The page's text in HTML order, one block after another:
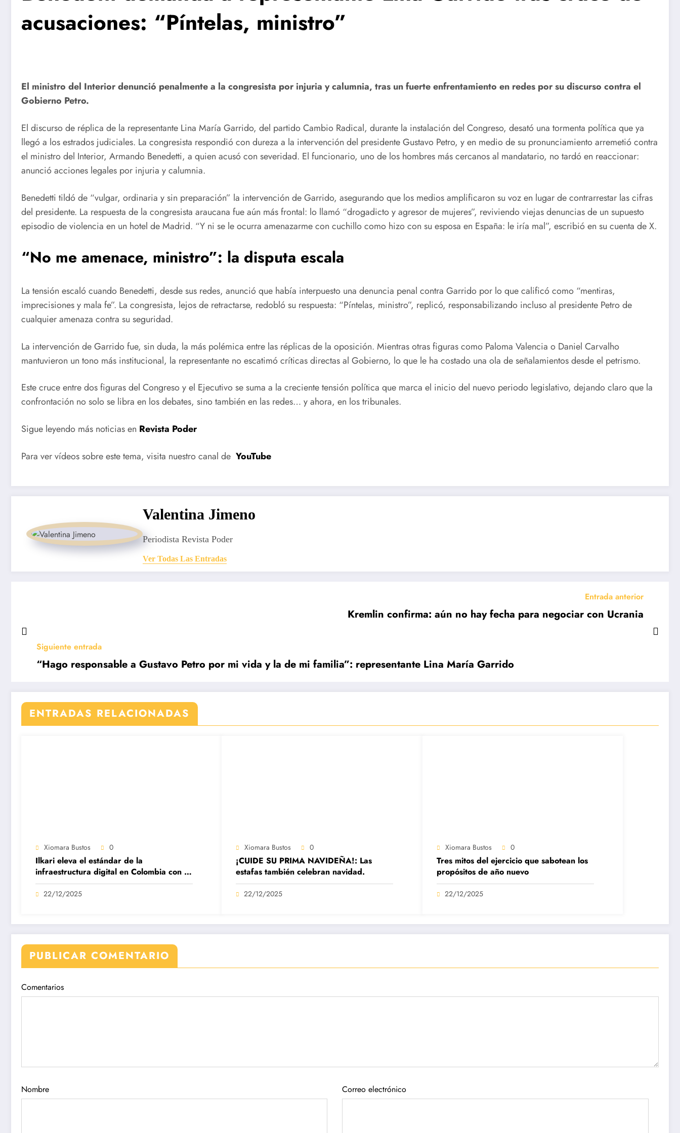
acusaciones: “Píntelas, ministro”
El ministro del Interior denunció penalmente a la congresista por injuria y calumnia, tras un fuerte enfrentamiento en redes por su discurso contra el
Gobierno Petro.
El discurso de réplica de la representante Lina María Garrido, del partido Cambio Radical, durante la instalación del Congreso, desató una tormenta política que ya
llegó a los estrados judiciales. La congresista respondió con dureza a la intervención del presidente Gustavo Petro, y en medio de su pronunciamiento arremetió contra
el ministro del Interior, Armando Benedetti, a quien acusó con severidad. El funcionario, uno de los hombres más cercanos al mandatario, no tardó en reaccionar:
anunció acciones legales por injuria y calumnia.
Benedetti tildó de “vulgar, ordinaria y sin preparación” la intervención de Garrido, asegurando que los medios amplificaron su voz en lugar de contrarrestar las cifras
del presidente. La respuesta de la congresista araucana fue aún más frontal: lo llamó “drogadicto y agresor de mujeres”, reviviendo viejas denuncias de un supuesto
episodio de violencia en un hotel de Madrid. “Y ni se le ocurra amenazarme con cuchillo como hizo con su esposa en España: le iría mal”, escribió en su cuenta de X.
“No me amenace, ministro”: la disputa escala
La tensión escaló cuando Benedetti, desde sus redes, anunció que había interpuesto una denuncia penal contra Garrido por lo que calificó como “mentiras,
imprecisiones y mala fe”. La congresista, lejos de retractarse, redobló su respuesta: “Píntelas, ministro”, replicó, responsabilizando incluso al presidente Petro de
cualquier amenaza contra su seguridad.
La intervención de Garrido fue, sin duda, la más polémica entre las réplicas de la oposición. Mientras otras figuras como Paloma Valencia o Daniel Carvalho
mantuvieron un tono más institucional, la representante no escatimó críticas directas al Gobierno, lo que le ha costado una ola de señalamientos desde el petrismo.
Este cruce entre dos figuras del Congreso y el Ejecutivo se suma a la creciente tensión política que marca el inicio del nuevo periodo legislativo, dejando claro que la
confrontación no solo se libra en los debates, sino también en las redes… y ahora, en los tribunales.
Sigue leyendo más noticias en Revista Poder
Para ver vídeos sobre este tema, visita nuestro canal de YouTube
Valentina Jimeno
Periodista Revista Poder
Ver Todas Las Entradas
Entrada anterior
Kremlin confirma: aún no hay fecha para negociar con Ucrania
Siguiente entrada
“Hago responsable a Gustavo Petro por mi vida y la de mi familia”: representante Lina María Garrido
ENTRADAS RELACIONADAS
Xiomara Bustos 0
Ilkari eleva el estándar de la
infraestructura digital en Colombia con su
datacenter certificado Nivel IV de ICREA
22/12/2025
Xiomara Bustos 0
¡CUIDE SU PRIMA NAVIDEÑA!: Las
estafas también celebran navidad.
22/12/2025
Xiomara Bustos 0
Tres mitos del ejercicio que sabotean los
propósitos de año nuevo
22/12/2025
PUBLICAR COMENTARIO
Comentarios
Nombre Correo electrónico